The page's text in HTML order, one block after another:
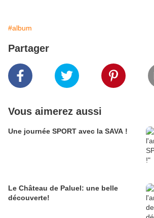
#album
Partager
Vous aimerez aussi
Une journée SPORT avec la SAVA !
Le Château de Paluel: une belle
découverte!